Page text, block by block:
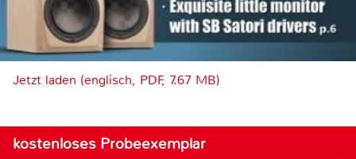
Jetzt laden (englisch, PDF, 7.67 MB)
kostenloses Probeexemplar